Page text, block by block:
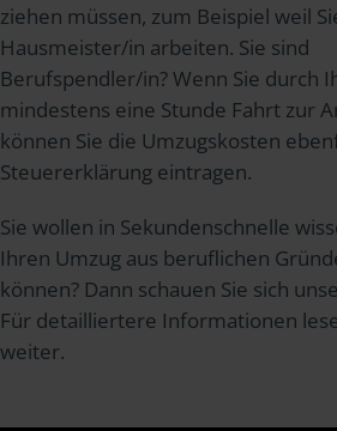
ziehen müssen, zum Beispiel weil
Hausmeister/in arbeiten. Sie sind
Berufspendler/in? Wenn Sie durch
mindestens eine Stunde Fahrt zur
können Sie die Umzugskosten
Steuererklärung eintragen.
Sie wollen in Sekundenschnelle
Ihren Umzug aus beruflichen
können? Dann schauen Sie sich
Für detailliertere Informationen
weiter.